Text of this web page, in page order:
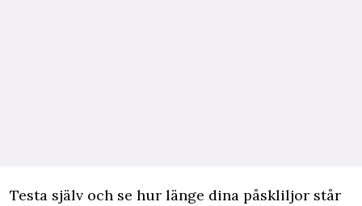
Testa själv och se hur länge dina påskliljor står